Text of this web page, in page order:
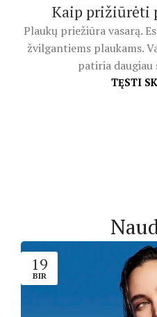
Kaip prižiūrėti
Plaukų priežiūra vasarą.
žvilgantiems plaukams.
patiria daugiau
TĘSTI
19
BIR